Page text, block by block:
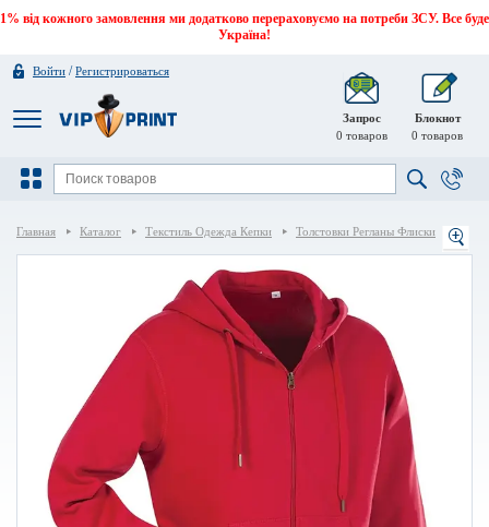
1% від кожного замовлення ми додатково перераховуємо на потреби ЗСУ. Все буде
Україна!
Войти /Регистрироваться
Запрос
0 товаров
Блокнот
0 товаров
Главная Каталог Текстиль Одежда Кепки Толстовки Регланы Флиски